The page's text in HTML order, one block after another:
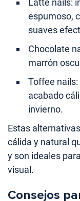
Latte nails:
espumoso,
suaves
Chocolate
marrón
Toffee
acabado
invierno.
Estas
cálida y natural
y son ideales
visual.
Consejos